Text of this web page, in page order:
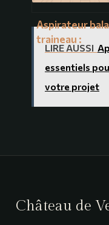
Aspirateur
traineau :
comment
le bon modèle
pour vous
LIRE AUSSI
essentiels
votre projet
Château de